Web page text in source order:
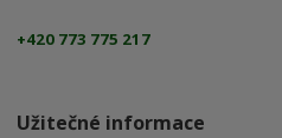
+420 773 775 217
Užitečné informace